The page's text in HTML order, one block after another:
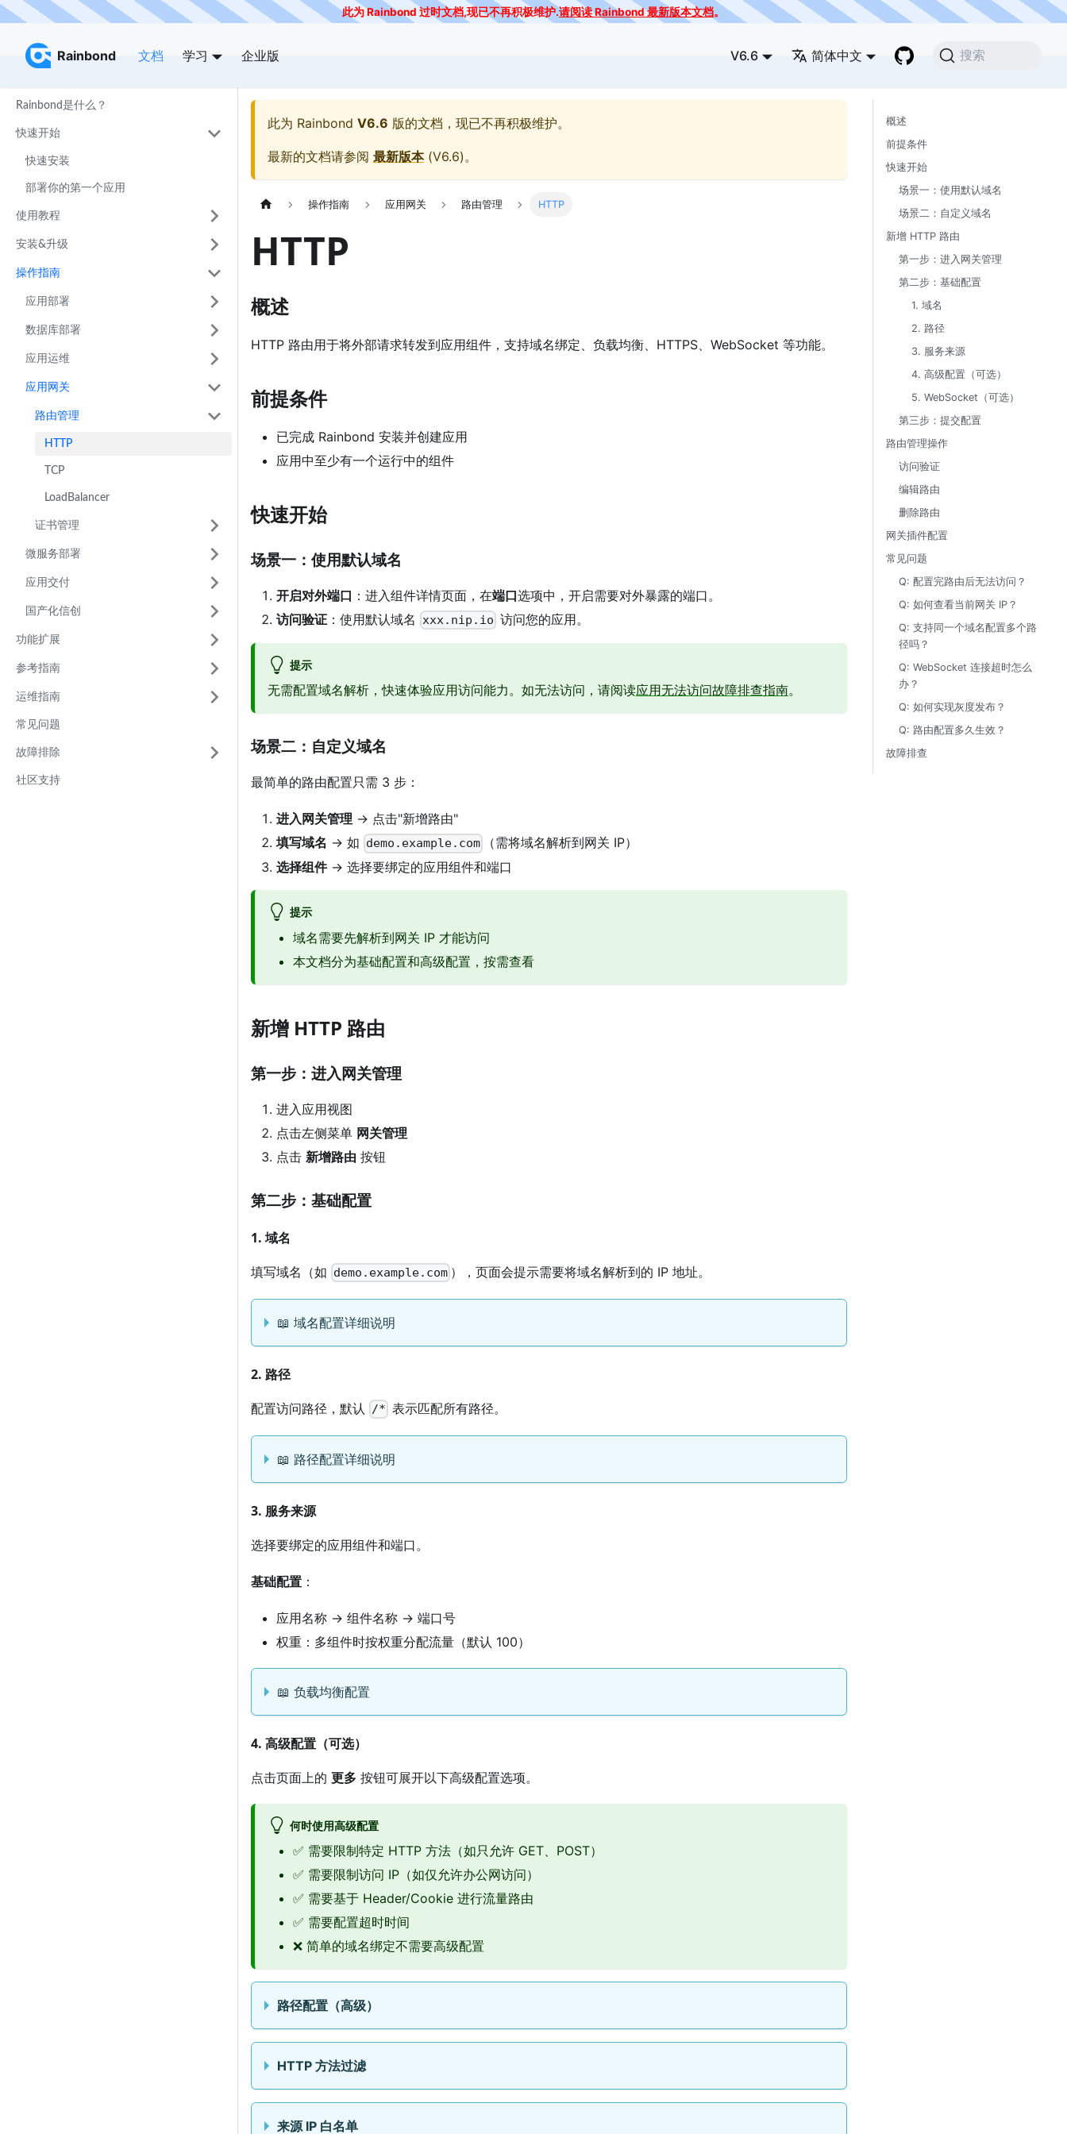
此为 Rainbond 过时文档,现已不再积极维护.请阅读 Rainbond 最新版本文档。
Rainbond 文档 学习 企业版 V6.6 简体中文 搜索
Rainbond
Rainbond是什么？
快速开始
快速安装
部署你的第一个应用
使用教程
安装&升级
操作指南
应用部署
数据库部署
应用运维
应用网关
路由管理
HTTP
TCP
LoadBalancer
证书管理
微服务部署
应用交付
国产化信创
功能扩展
参考指南
运维指南
常见问题
故障排除
社区支持
此为 Rainbond V6.6 版的文档，现已不再积极维护。
最新的文档请参阅 最新版本(V6.6)。
操作指南 应用网关 路由管理 HTTP
HTTP
概述
HTTP 路由用于将外部请求转发到应用组件，支持域名绑定、负载均衡、HTTPS、WebSocket 等功能。
前提条件
已完成 Rainbond 安装并创建应用
应用中至少有一个运行中的组件
快速开始
场景一：使用默认域名
开启对外端口 ：进入组件详情页面，在端口选项中，开启需要对外暴露的端口。
访问验证 ：使用默认域名 xxx.nip.io 访问您的应用。
提示
无需配置域名解析，快速体验应用访问能力。如无法访问，请阅读应用无法访问故障排查指南。
场景二：自定义域名
最简单的路由配置只需 3 步：
进入网关管理 → 点击"新增路由"
填写域名 → 如 demo.example.com
（需将域名解析到网关 IP）
选择组件→ 选择要绑定的应用组件和端口
提示
域名需要先解析到网关 IP 才能访问
本文档分为基础配置和高级配置，按需查看
新增 HTTP 路由
第一步：进入网关管理
进入应用视图
点击左侧菜单 网关管理
点击 新增路由 按钮
第二步：基础配置
1. 域名
填写域名（如 demo.example.com ），页面会提示需要将域名解析到的 IP 地址。
📖 域名配置详细说明
2. 路径
配置访问路径，默认 /* 表示匹配所有路径。
📖 路径配置详细说明
3. 服务来源
选择要绑定的应用组件和端口。
基础配置 ：
应用名称 → 组件名称 → 端口号
权重：多组件时按权重分配流量（默认 100）
📖 负载均衡配置
4. 高级配置（可选）
点击页面上的 更多 按钮可展开以下高级配置选项。
何时使用高级配置
✅ 需要限制特定 HTTP 方法（如只允许 GET、POST）
✅ 需要限制访问 IP（如仅允许办公网访问）
✅ 需要基于 Header/Cookie 进行流量路由
✅ 需要配置超时时间
❌ 简单的域名绑定不需要高级配置
路径配置（高级）
HTTP 方法过滤
来源 IP 白名单
概述
前提条件
快速开始
场景一：使用默认域名
场景二：自定义域名
新增 HTTP 路由
第一步：进入网关管理
第二步：基础配置
1. 域名
2. 路径
3. 服务来源
4. 高级配置（可选）
5. WebSocket（可选）
第三步：提交配置
路由管理操作
访问验证
编辑路由
删除路由
网关插件配置
常见问题
Q: 配置完路由后无法访问？
Q: 如何查看当前网关 IP？
Q: 支持同一个域名配置多个路
径吗？
Q: WebSocket 连接超时怎么
办？
Q: 如何实现灰度发布？
Q: 路由配置多久生效？
故障排查